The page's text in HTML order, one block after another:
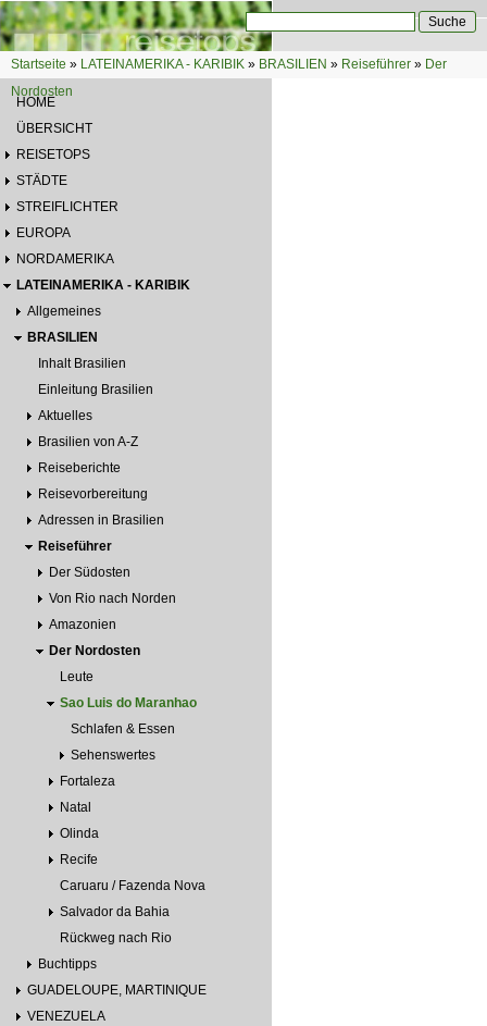
Direkt zum Inhalt
Suchformular
Sie sind hier
Startseite » LATEINAMERIKA - KARIBIK » BRASILIEN » Reiseführer » Der
Nordosten
HOME
ÜBERSICHT
REISETOPS
STÄDTE
STREIFLICHTER
EUROPA
NORDAMERIKA
LATEINAMERIKA - KARIBIK
Allgemeines
BRASILIEN
Inhalt Brasilien
Einleitung Brasilien
Aktuelles
Brasilien von A-Z
Reiseberichte
Reisevorbereitung
Adressen in Brasilien
Reiseführer
Der Südosten
Von Rio nach Norden
Amazonien
Der Nordosten
Leute
Sao Luis do Maranhao
Schlafen & Essen
Sehenswertes
Fortaleza
Natal
Olinda
Recife
Caruaru / Fazenda Nova
Salvador da Bahia
Rückweg nach Rio
Buchtipps
GUADELOUPE, MARTINIQUE
VENEZUELA